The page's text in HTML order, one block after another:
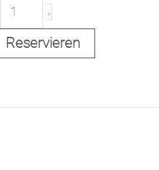
C
+
Reservieren